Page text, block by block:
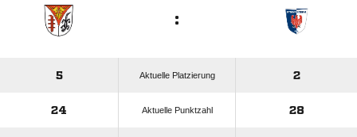
:
5 Aktuelle Platzierung 2
24 Aktuelle Punktzahl 28